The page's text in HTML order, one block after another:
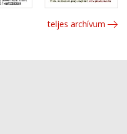
teljes archívum